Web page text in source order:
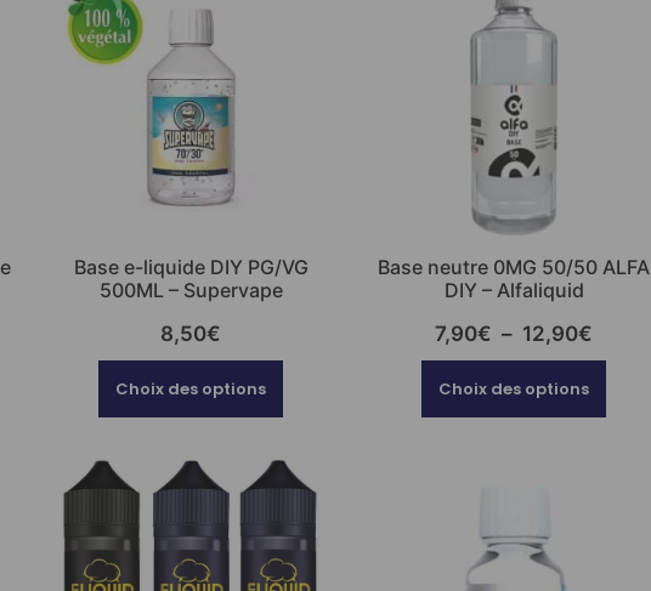
Base e-liquide DIY PG/VG
500ML – Supervape
8,50€
Choix des options
Base neutre 0MG 50/50 ALFA
DIY – Alfaliquid
7,90€ – 12,90€
Choix des options